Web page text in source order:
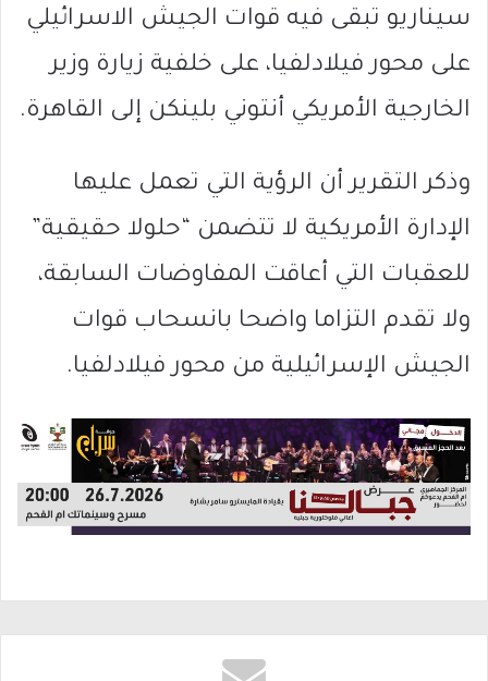
سيناريو تبقى فيه قوات الجيش الاسرائيلي
على محور فيلادلفيا، على خلفية زيارة وزير
الخارجية الأمريكي أنتوني بلينكن إلى القاهرة.
وذكر التقرير أن الرؤية التي تعمل عليها
الإدارة الأمريكية لا تتضمن “حلولا حقيقية”
للعقبات التي أعاقت المفاوضات السابقة،
ولا تقدم التزاما واضحا بانسحاب قوات
الجيش الإسرائيلية من محور فيلادلفيا.